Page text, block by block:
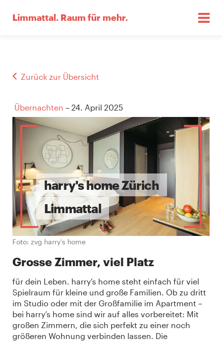
Limmattal. Raum für mehr.
Zurück zur Übersicht
Übernachten – 24. April 2025
harry's home Zürich
Limmattal
Foto: zvg harry's home
Grosse Zimmer, viel Platz
für dein Leben. harry’s home steht einfach für viel
Spielraum für kleine und große Familien. Ob zu dritt
im Studio oder mit der Großfamilie im Apartment –
bei harry’s home sind wir auf alles vorbereitet: Mit
großen Zimmern, die sich perfekt zu einer noch
größeren Wohnung verbinden lassen. Die